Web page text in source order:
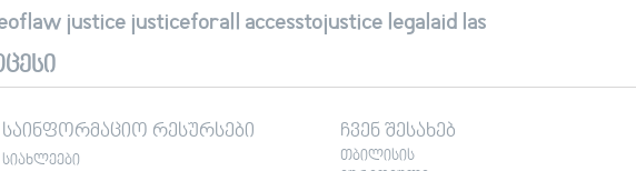
justice justiceforall accesstojustice legalaid las
საინფორმაციო რესურსები
სიახლეები
ჩვენ შესახებ
თბილისის